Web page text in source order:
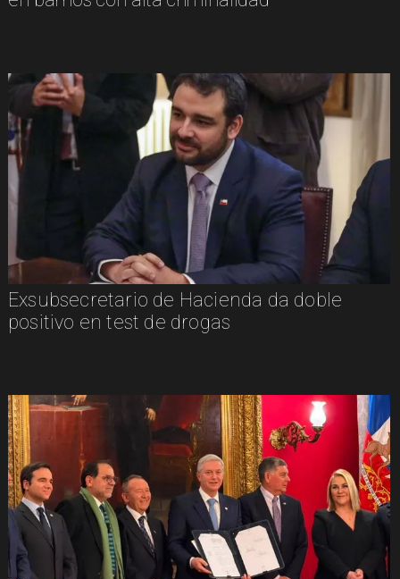
Exsubsecretario de Hacienda da doble
positivo en test de drogas